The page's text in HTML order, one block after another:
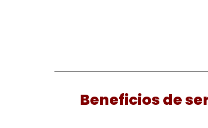
Beneficios de